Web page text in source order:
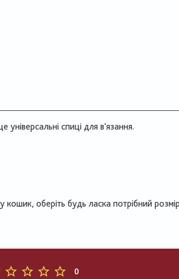
універсальні спиці для в'язання.
оберіть будь ласка потрібний
0